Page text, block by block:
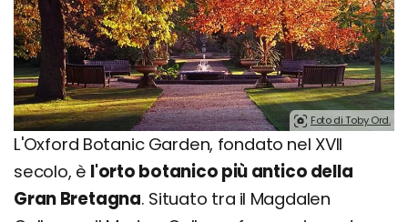
Foto di Toby Ord.
L'Oxford Botanic Garden, fondato nel XVII
secolo, è l'orto botanico più antico della
Gran Bretagna. Situato tra il Magdalen